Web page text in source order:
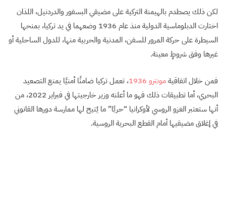
لكن ذلك يصطدم بالهيمنة التركية على مضيقي البسفور والدردنيل، اللذان
اختارت الدبلوماسية الدولية منذ عام 1936 وضعهما في يد تركيا، بمنحها
السيطرة على حركة المرور للسفن، المدنية والحربية منها، للدول الساحلية أو
غيرها وفق شروطٍ معينة.
فمن خلال اتفاقيةمونترو 1936
، تعمل تركيا ضامنًا أمنيًا يمنع التصعيد
البحري، أما تطبيقات ذلك فهو ما أعلنه وزير خارجيتها في فبراير 2022، من
أنها ستعتبر الغزو الروسي لأوكرانيا “حربًا” ما يُتيح لها ممارسة دورها القانوني
في إغلاق مضيقيها أمام القطع البحرية الروسية.